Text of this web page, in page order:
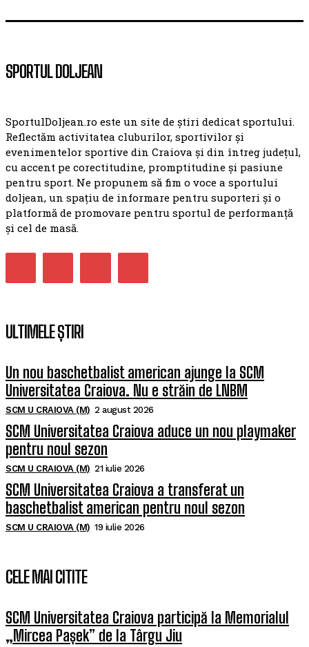
SPORTUL DOLJEAN
SportulDoljean.ro este un site de știri dedicat sportului.
Reflectăm activitatea cluburilor, sportivilor și
evenimentelor sportive din Craiova și din întreg județul,
cu accent pe corectitudine, promptitudine și pasiune
pentru sport. Ne propunem să fim o voce a sportului
doljean, un spațiu de informare pentru suporteri și o
platformă de promovare pentru sportul de performanță
și cel de masă.
ULTIMELE ȘTIRI
Un nou baschetbalist american ajunge la SCM
Universitatea Craiova. Nu e străin de LNBM
SCM U CRAIOVA (M) 2 august 2026
SCM Universitatea Craiova aduce un nou playmaker
pentru noul sezon
SCM U CRAIOVA (M) 21 iulie 2026
SCM Universitatea Craiova a transferat un
baschetbalist american pentru noul sezon
SCM U CRAIOVA (M) 19 iulie 2026
CELE MAI CITITE
SCM Universitatea Craiova participă la Memorialul
„Mircea Pașek” de la Târgu Jiu